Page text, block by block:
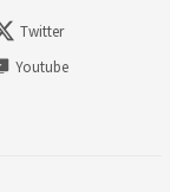
Twitter
Youtube